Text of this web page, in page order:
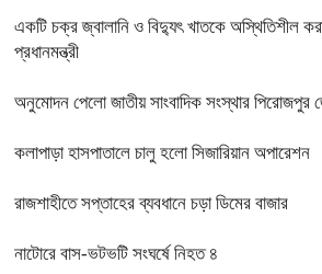
একটি চক্র জ্বালানি ও বিদ্যুৎ খাতকে অস্থিতিশীল
প্রধানমন্ত্রী
অনুমোদন পেলো জাতীয় সাংবাদিক সংস্থার পিরোজপুর
কলাপাড়া হাসপাতালে চালু হলো সিজারিয়ান অপারেশন
রাজশাহীতে সপ্তাহের ব্যবধানে চড়া ডিমের বাজার
নাটোরে বাস-ভটভটি সংঘর্ষে নিহত ৪